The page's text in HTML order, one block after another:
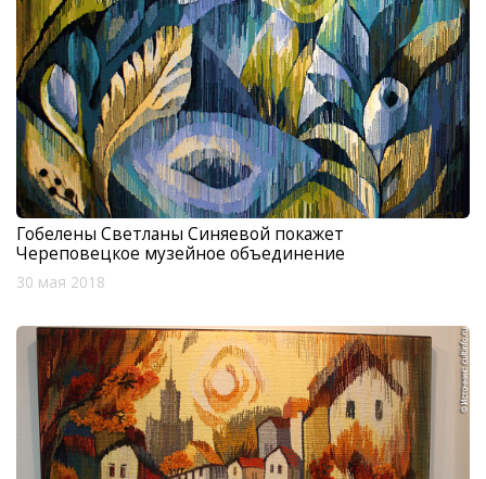
Гобелены Светланы Синяевой покажет
Череповецкое музейное объединение
30 мая 2018